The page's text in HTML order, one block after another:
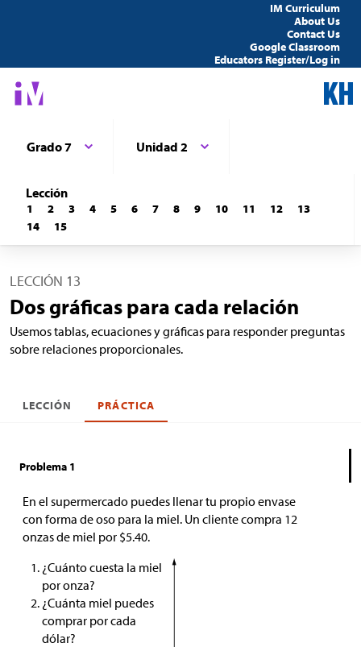
IM Curriculum
About Us
Contact Us
Google Classroom
Educators Register/Log in
Grado 7 Unidad 2
Lección
1 2 3 4 5 6 7 8 9 10 11 12
13
14
15
LECCIÓN 13
Dos gráficas para cada relación
Usemos tablas, ecuaciones y gráficas para responder preguntas
sobre relaciones proporcionales.
LECCIÓN PRÁCTICA
Problema 1
En el supermercado puedes llenar tu propio envase
con forma de oso para la miel. Un cliente compra 12
onzas de miel por $5.40.
¿Cuánto cuesta la miel
por onza?
¿Cuánta miel puedes
comprar por cada
dólar?